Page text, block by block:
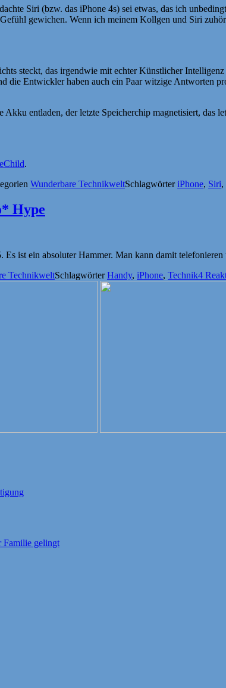
Siri (bzw. das iPhone 4s) sei etwas, das ich
gewichen. Wenn ich meinem Kollgen und Siri
steckt, das irgendwie mit echter Künstlicher
die Entwickler haben auch ein Paar witzige Antworten
entladen, der letzte Speicherchip magnetisiert, das
.
Wunderbare TechnikweltSchlagwörteriPhone, Siri,
Hype
ist ein absoluter Hammer. Man kann damit
TechnikweltSchlagwörterHandy, iPhone, Technik4